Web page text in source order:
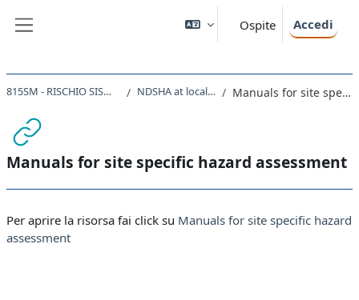
Ospite Accedi
815SM - RISCHIO SISMICO E VULCANICO 2020 NDSHA at local scale & site effects Manuals for site specific hazard assessment
Manuals for site specific hazard assessment
Per aprire la risorsa fai click su Manuals for site specific hazard
assessment